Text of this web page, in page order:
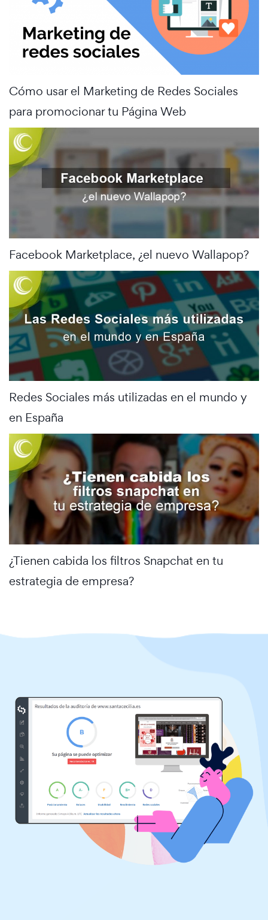
Cómo usar el Marketing de Redes Sociales
para promocionar tu Página Web
Facebook Marketplace, ¿el nuevo Wallapop?
Redes Sociales más utilizadas en el mundo y
en España
¿Tienen cabida los filtros Snapchat en tu
estrategia de empresa?